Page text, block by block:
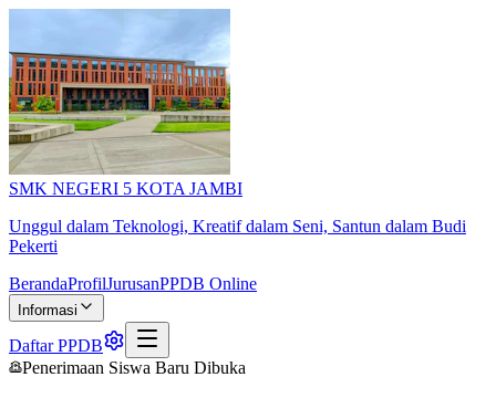
SMK NEGERI 5 KOTA JAMBI
Unggul dalam Teknologi, Kreatif dalam Seni, Santun dalam Budi
Pekerti
BerandaProfilJurusanPPDB Online
Informasi
Daftar PPDB
Penerimaan Siswa Baru Dibuka